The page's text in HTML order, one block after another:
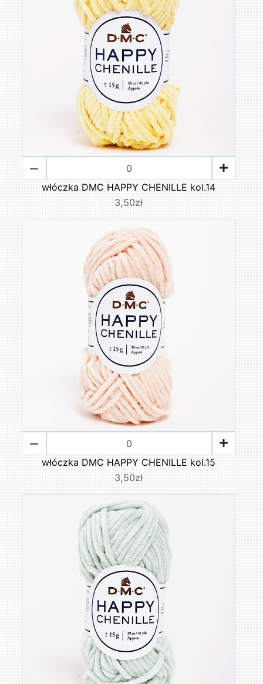
włóczka DMC HAPPY CHENILLE kol.14
3,50zł
włóczka DMC HAPPY CHENILLE kol.15
3,50zł